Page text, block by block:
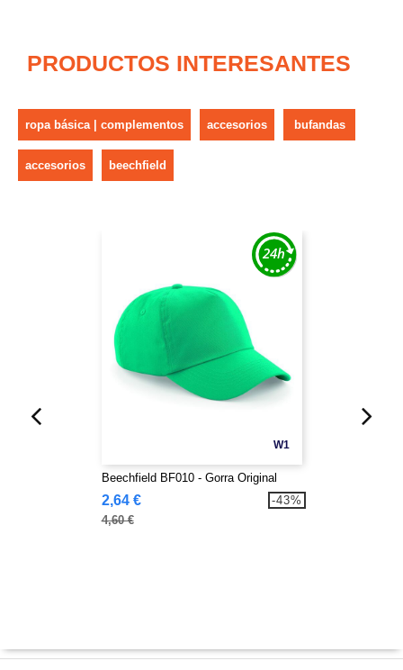
PRODUCTOS INTERESANTES
ropa básica | complementos accesorios bufandas
accesorios beechfield
W1
Beechfield BF010 - Gorra Original
2,64 €
4,60 €
-43%